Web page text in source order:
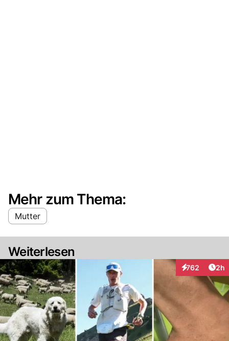
Mehr zum Thema:
Mutter
Weiterlesen
762
Interaktionen
2h